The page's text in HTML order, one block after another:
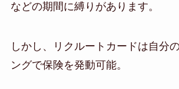
などの期間に縛りがあります。
しかし、リクルートカードは自分
ングで保険を発動可能。